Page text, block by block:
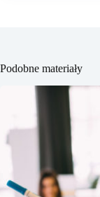
Podobne materiały